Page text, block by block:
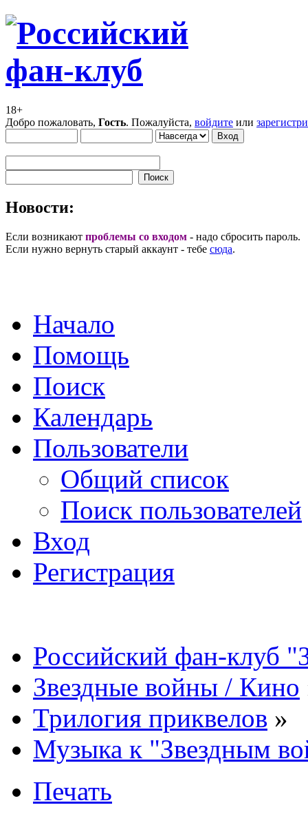
18+
Добро пожаловать, Гость. Пожалуйста, войдите или
Новости:
Если возникают проблемы со входом - надо сбросить пароль.
Если нужно вернуть старый аккаунт - тебе сюда.
Начало
Помощь
Поиск
Календарь
Пользователи
Общий список
Поиск пользователей
Вход
Регистрация
Российский фан-клуб
Звездные войны / Кино
Трилогия приквелов »
Музыка к "Звездным
Печать